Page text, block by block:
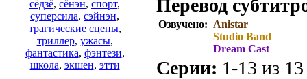
сёдзё, сёнэн, спорт,
суперсила, сэйнэн,
трагические сцены,
триллер, ужасы,
фантастика, фэнтези,
школа, экшен, этти
Перевод
Озвучено: Anistar
Studio Band
Dream Cast
Серии: 1-13 из